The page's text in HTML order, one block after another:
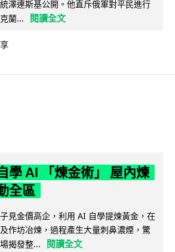
澤連斯基公開。他直斥俄軍對平民進行
蘭...
閱讀全文
學 AI 「煉金術」 屋內煉
全區
見金價高企，利用 AI 自學提煉黃金，在
作坊冶煉，過程產生大量刺鼻濃煙，驚
揭發整...
閱讀全文